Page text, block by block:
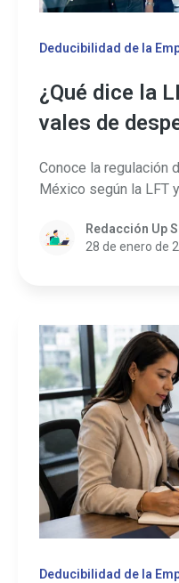
Deducibilidad de la
¿Qué dice la
vales de
Conoce la regulación
México según la LFT
Redacción Up
28 de enero de
Deducibilidad de la